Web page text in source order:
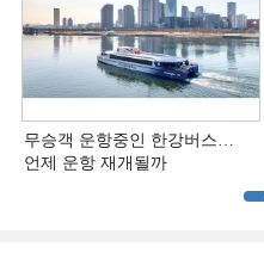
무승객 운항중인 한강버스…
언제 운항 재개될까